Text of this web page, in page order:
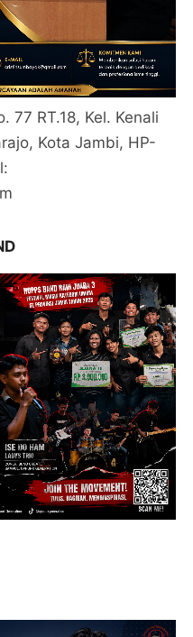
77 RT.18, Kel. Kenali
Kota Jambi, HP-